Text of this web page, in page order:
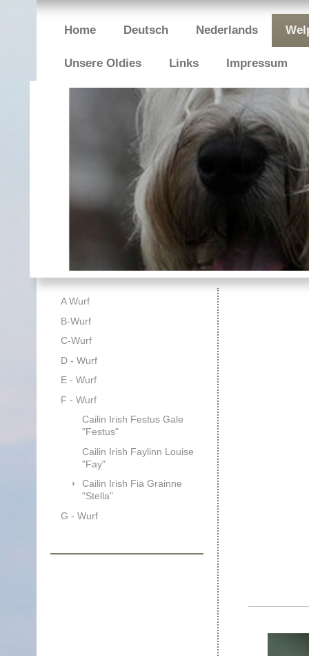
Home Deutsch Nederlands
Unsere Oldies Links Impressum
A Wurf
B-Wurf
C-Wurf
D - Wurf
E - Wurf
F - Wurf
Cailin Irish Festus Gale
"Festus"
Cailin Irish Faylinn Louise
"Fay"
Cailin Irish Fia Grainne
"Stella"
G - Wurf